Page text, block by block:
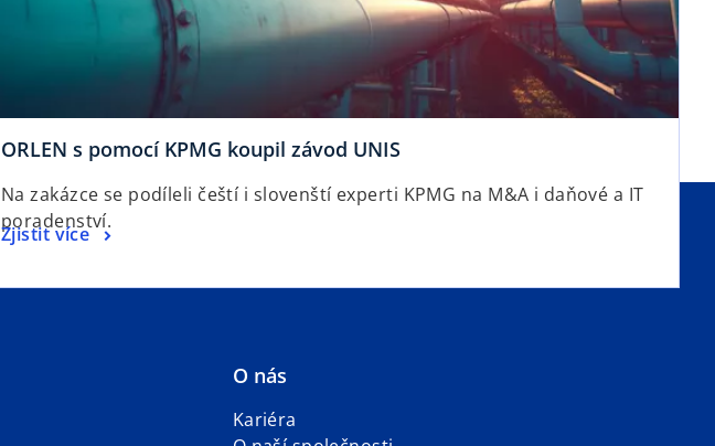
ORLEN s pomocí KPMG koupil závod UNIS
Na zakázce se podíleli čeští i slovenští experti KPMG na M&A i daňové a IT
poradenství.
Zjistit více
O nás
Kariéra